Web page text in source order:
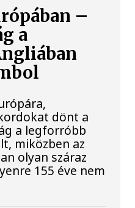
–
a
dönt a
a legforróbb
miközben az
olyan száraz
155 éve nem